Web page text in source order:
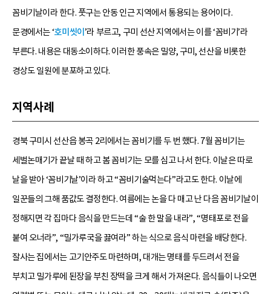
꼼비기날이라 한다. 풋구는 안동 인근 지역에서 통용되는 용어이다.
문경에서는 ‘호미씻이 ’라 부르고, 구미 선산 지역에서는 이를 ‘꼼비기’라
부른다. 내용은 대동소이하다. 이러한 풍속은 밀양, 구미, 선산을 비롯한
경상도 일원에 분포하고 있다.
지역사례
경북 구미시 선산읍 봉곡 2리에서는 꼼비기를 두 번 했다. 7월 꼼비기는
세벌논매기가 끝날 때 하고 봄 꼼비기는 모를 심고 나서 한다. 이날은 따로
날을 받아 ‘꼼비기날’이라 하고 “꼼비기술먹는다”라고도 한다. 이날에
일꾼들의 그해 품값도 결정한다. 여름에는 논을 다 매고 난 다음 꼼비기날이
정해지면 각 집마다 음식을 만드는데 “술 한 말을 내라”, “명태포로 전을
붙여 오너라”, “밀가루국을 끓여라” 하는 식으로 음식 마련을 배당한다.
잘사는 집에서는 고기안주도 마련하며, 대개는 명태를 두드려서 전을
부치고 밀가루에 된장을 부친 장떡을 크게 해서 가져온다. 음식들이 나오면